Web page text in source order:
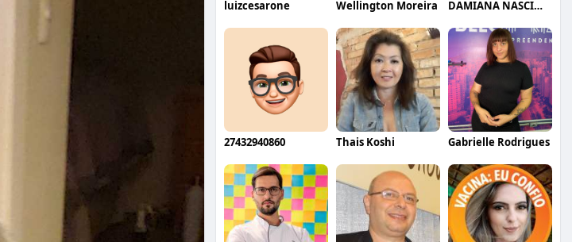
luizcesarone Wellington Moreira DAMIANA NASCIMENTO
27432940860 Thais Koshi Gabrielle Rodrigues